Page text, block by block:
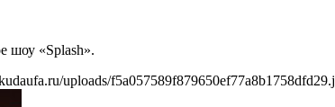
шоу «Splash».
uploads/